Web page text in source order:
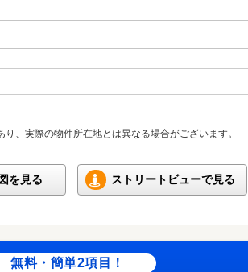
、実際の物件所在地とは異なる場合がございます。
を見る ストリートビューで見る
無料・簡単2項目！